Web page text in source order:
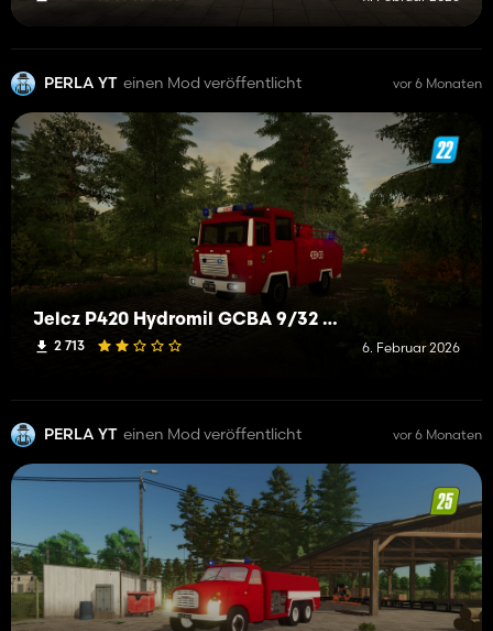
PERLA YT einen Mod veröffentlicht vor 6 Monaten
Jelcz P420 Hydromil GCBA 9/32 OSP Przemocze
2 713 6. Februar 2026
PERLA YT einen Mod veröffentlicht vor 6 Monaten